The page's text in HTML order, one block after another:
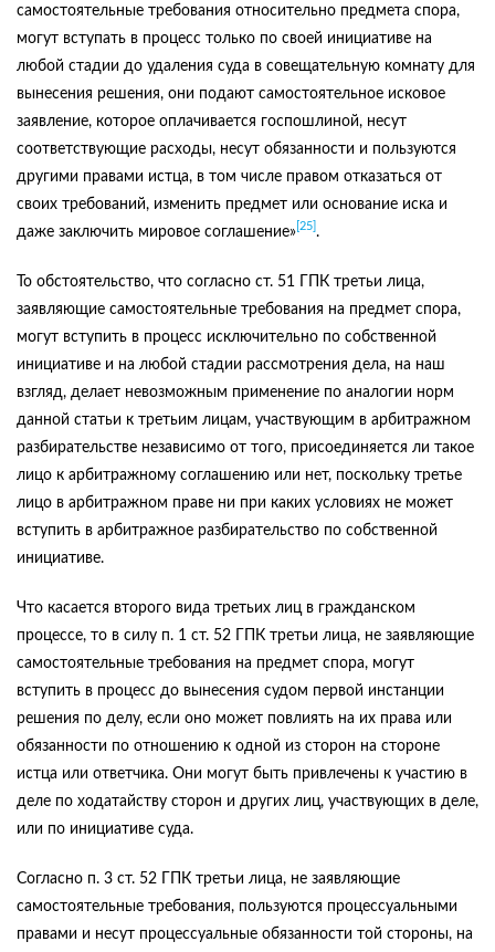
самостоятельные требования относительно предмета спора,
могут вступать в процесс только по своей инициативе на
любой стадии до удаления суда в совещательную комнату для
вынесения решения, они подают самостоятельное исковое
заявление, которое оплачивается госпошлиной, несут
соответствующие расходы, несут обязанности и пользуются
другими правами истца, в том числе правом отказаться от
своих требований, изменить предмет или основание иска и
даже заключить мировое соглашение» [25] .
То обстоятельство, что согласно ст. 51 ГПК третьи лица,
заявляющие самостоятельные требования на предмет спора,
могут вступить в процесс исключительно по собственной
инициативе и на любой стадии рассмотрения дела, на наш
взгляд, делает невозможным применение по аналогии норм
данной статьи к третьим лицам, участвующим в арбитражном
разбирательстве независимо от того, присоединяется ли такое
лицо к арбитражному соглашению или нет, поскольку третье
лицо в арбитражном праве ни при каких условиях не может
вступить в арбитражное разбирательство по собственной
инициативе.
Что касается второго вида третьих лиц в гражданском
процессе, то в силу п. 1 ст. 52 ГПК третьи лица, не заявляющие
самостоятельные требования на предмет спора, могут
вступить в процесс до вынесения судом первой инстанции
решения по делу, если оно может повлиять на их права или
обязанности по отношению к одной из сторон на стороне
истца или ответчика. Они могут быть привлечены к участию в
деле по ходатайству сторон и других лиц, участвующих в деле,
или по инициативе суда.
Согласно п. 3 ст. 52 ГПК третьи лица, не заявляющие
самостоятельные требования, пользуются процессуальными
правами и несут процессуальные обязанности той стороны, на